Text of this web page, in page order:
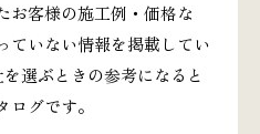
お客様の施工例・価格な
ていない情報を掲載してい
選ぶときの参考になると
グです。